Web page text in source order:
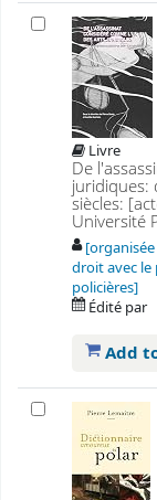
Livre
De
juridiques:
siècles:
Université
[organisée
droit avec
policières]
Édité par
Add